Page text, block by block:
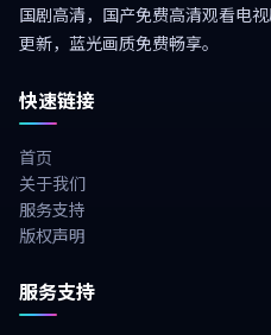
国剧高清，国产免费高清观看电
更新，蓝光画质免费畅享。
快速链接
首页
关于我们
服务支持
版权声明
服务支持